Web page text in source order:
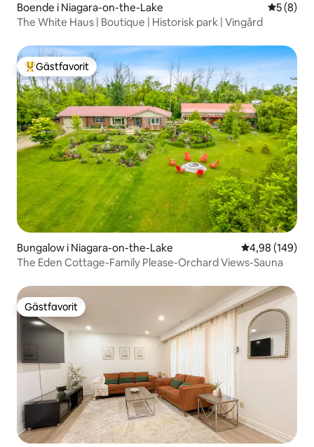
Boende i Niagara-on-the-Lake 5 av 5 i
5 (8)
The White Haus | Boutique | Historisk park | Vingård
Populär gästfavorit
Gästfavorit
Bungalow i Niagara-on-the-Lake 4,98 av 5 i
4,98 (149)
The Eden Cottage-Family Please-Orchard Views-Sauna
Gästfavorit
Gästfavorit